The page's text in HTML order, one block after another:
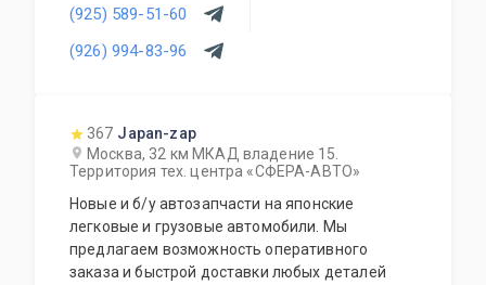
(925) 589-51-60
(926) 994-83-96
367 Japan-zap
Москва, 32 км МКАД владение 15.
Территория тех. центра «СФЕРА-АВТО»
Новые и б/у автозапчасти на японские
легковые и грузовые автомобили. Мы
предлагаем возможность оперативного
заказа и быстрой доставки любых деталей